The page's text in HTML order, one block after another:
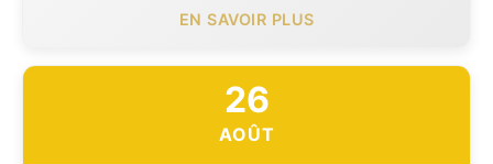
EN SAVOIR PLUS
26
AOÛT